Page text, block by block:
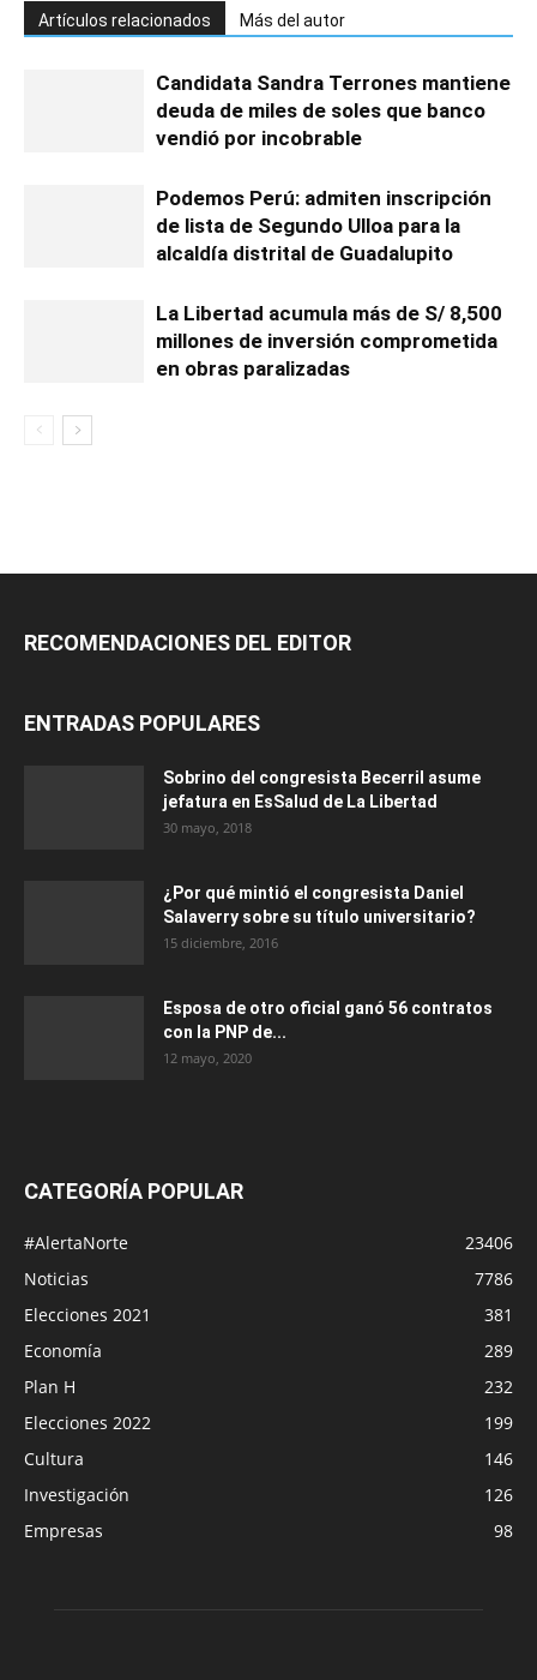
Artículos relacionados Más del autor
Candidata Sandra Terrones mantiene
deuda de miles de soles que banco
vendió por incobrable
Podemos Perú: admiten inscripción
de lista de Segundo Ulloa para la
alcaldía distrital de Guadalupito
La Libertad acumula más de S/ 8,500
millones de inversión comprometida
en obras paralizadas
RECOMENDACIONES DEL EDITOR
ENTRADAS POPULARES
Sobrino del congresista Becerril asume
jefatura en EsSalud de La Libertad
30 mayo, 2018
¿Por qué mintió el congresista Daniel
Salaverry sobre su título universitario?
15 diciembre, 2016
Esposa de otro oficial ganó 56 contratos
con la PNP de...
12 mayo, 2020
CATEGORÍA POPULAR
#AlertaNorte
23406
Noticias
7786
Elecciones 2021
381
Economía
289
Plan H
232
Elecciones 2022
199
Cultura
146
Investigación
126
Empresas
98